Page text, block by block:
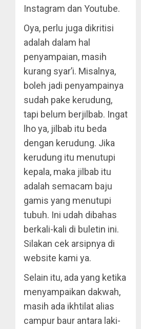
Instagram dan Youtube.
Oya, perlu juga dikritisi
adalah dalam hal
penyampaian, masih
kurang syar’i. Misalnya,
boleh jadi penyampainya
sudah pake kerudung,
tapi belum berjilbab. Ingat
lho ya, jilbab itu beda
dengan kerudung. Jika
kerudung itu menutupi
kepala, maka jilbab itu
adalah semacam baju
gamis yang menutupi
tubuh. Ini udah dibahas
berkali-kali di buletin ini.
Silakan cek arsipnya di
website kami ya.
Selain itu, ada yang ketika
menyampaikan dakwah,
masih ada ikhtilat alias
campur baur antara laki-